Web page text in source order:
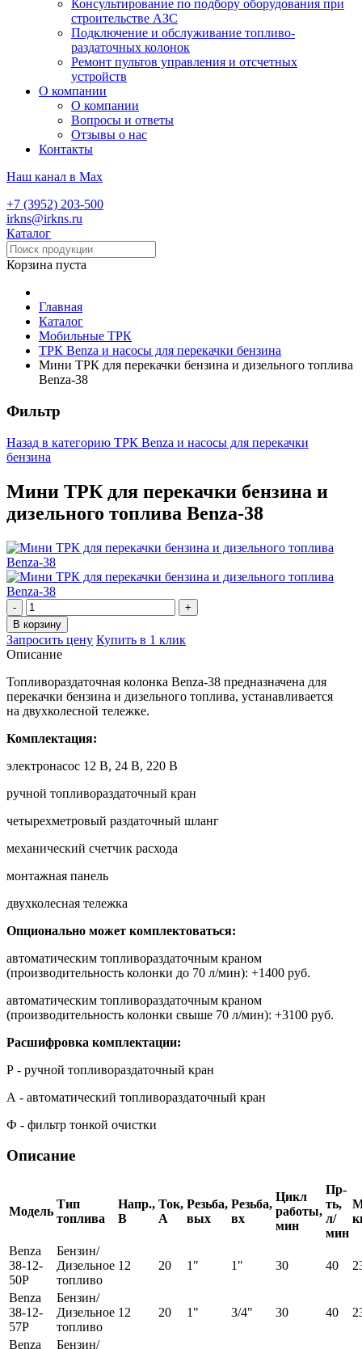
Консультирование по подбору оборудования при
строительстве АЗС
Подключение и обслуживание топливо-
раздаточных колонок
Ремонт пультов управления и отсчетных
устройств
О компании
О компании
Вопросы и ответы
Отзывы о нас
Контакты
Наш канал в Max
+7 (3952) 203-500
irkns@irkns.ru
Каталог
Корзина пуста
Главная
Каталог
Мобильные ТРК
ТРК Benza и насосы для перекачки бензина
Мини ТРК для перекачки бензина и дизельного топлива
Benza-38
Фильтр
Назад в категорию ТРК Benza и насосы для перекачки
бензина
Мини ТРК для перекачки бензина и
дизельного топлива Benza-38
Запросить цену Купить в 1 клик
Описание
Топливораздаточная колонка Benza-38 предназначена для
перекачки бензина и дизельного топлива, устанавливается
на двухколесной тележке.
Комплектация:
электронасос 12 В, 24 В, 220 В
ручной топливораздаточный кран
четырехметровый раздаточный шланг
механический счетчик расхода
монтажная панель
двухколесная тележка
Опционально может комплектоваться:
автоматическим топливораздаточным краном
(производительность колонки до 70 л/мин): +1400 руб.
автоматическим топливораздаточным краном
(производительность колонки свыше 70 л/мин): +3100 руб.
Расшифровка комплектации:
Р - ручной топливораздаточный кран
А - автоматический топливораздаточный кран
Ф - фильтр тонкой очистки
Описание
Модель
Тип
топлива
Напр.,
В
Ток,
А
Резьба,
вых
Резьба,
вх
Цикл
работы,
мин
Пр-
ть,
л/
мин
Benza
38-12-
50Р
Бензин/
Дизельное
топливо
12 20 1" 1" 30 40
Benza
38-12-
57Р
Бензин/
Дизельное
топливо
12 20 1" 3/4" 30 40
Benza
Бензин/